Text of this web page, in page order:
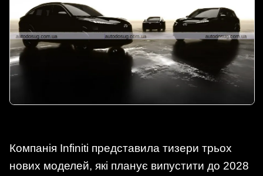
Компанія Infiniti представила тизери трьох
нових моделей, які планує випустити до 2028